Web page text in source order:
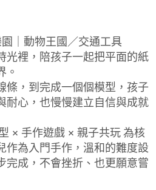
｜動物王國／交通工具
光裡，陪孩子一起把平面的紙
。
條，到完成一個個模型，孩子
耐心，也慢慢建立自信與成就
× 手作遊戲 × 親子共玩 為核
作為入門手作，溫和的難度設
完成，不會挫折、也更願意嘗